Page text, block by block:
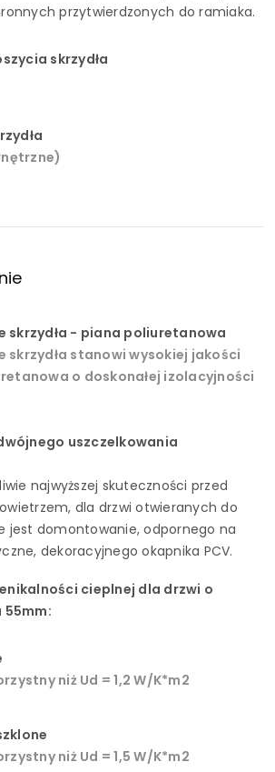
przytwierdzonych do ramiaka.
skrzydła
skrzydła - piana poliuretanowa
skrzydła stanowi wysokiej jakości
o doskonałej izolacyjności
uszczelkowania
najwyższej skuteczności przed
dla drzwi otwieranych do
jest domontowanie, odpornego na
dekoracyjnego okapnika PCV.
cieplnej dla drzwi o
55mm:
niż Ud = 1,2 W/K*m2
niż Ud = 1,5 W/K*m2